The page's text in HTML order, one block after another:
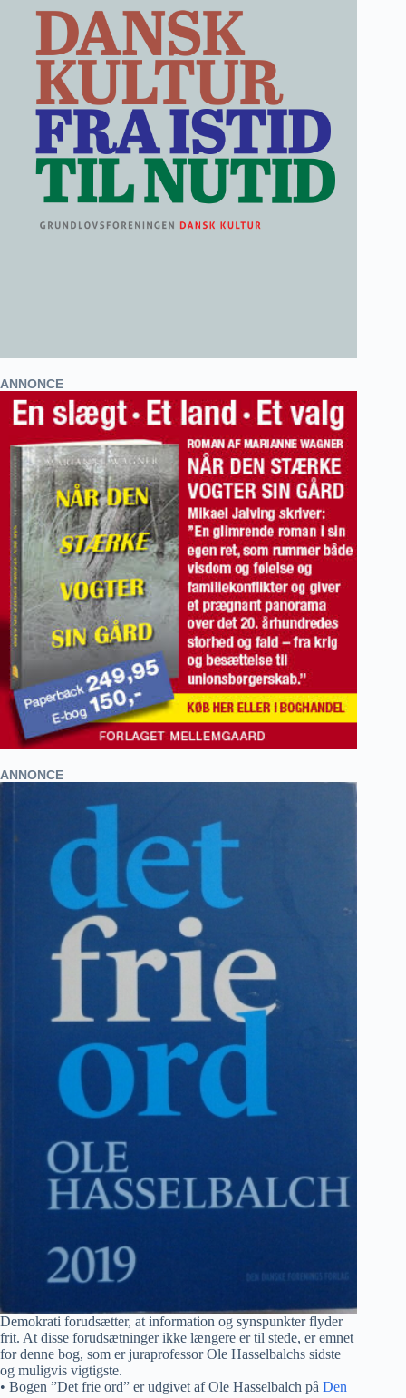
ANNONCE
ANNONCE
Demokrati forudsætter, at information og synspunkter flyder
frit. At disse forudsætninger ikke længere er til stede, er emnet
for denne bog, som er juraprofessor Ole Hasselbalchs sidste
og muligvis vigtigste.
• Bogen ”Det frie ord” er udgivet af Ole Hasselbalch på Den